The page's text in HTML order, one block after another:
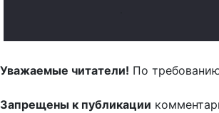
Уважаемые читатели! По
Запрещены к публикации